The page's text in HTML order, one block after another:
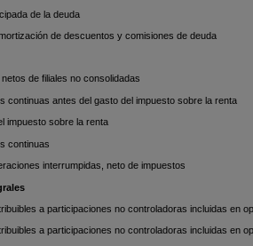
de la deuda
de descuentos y comisiones de deuda
de filiales no consolidadas
continuas antes del gasto del impuesto sobre la renta
impuesto sobre la renta
continuas
interrumpidas, neto de impuestos
a participaciones no controladoras incluidas en
a participaciones no controladoras incluidas en